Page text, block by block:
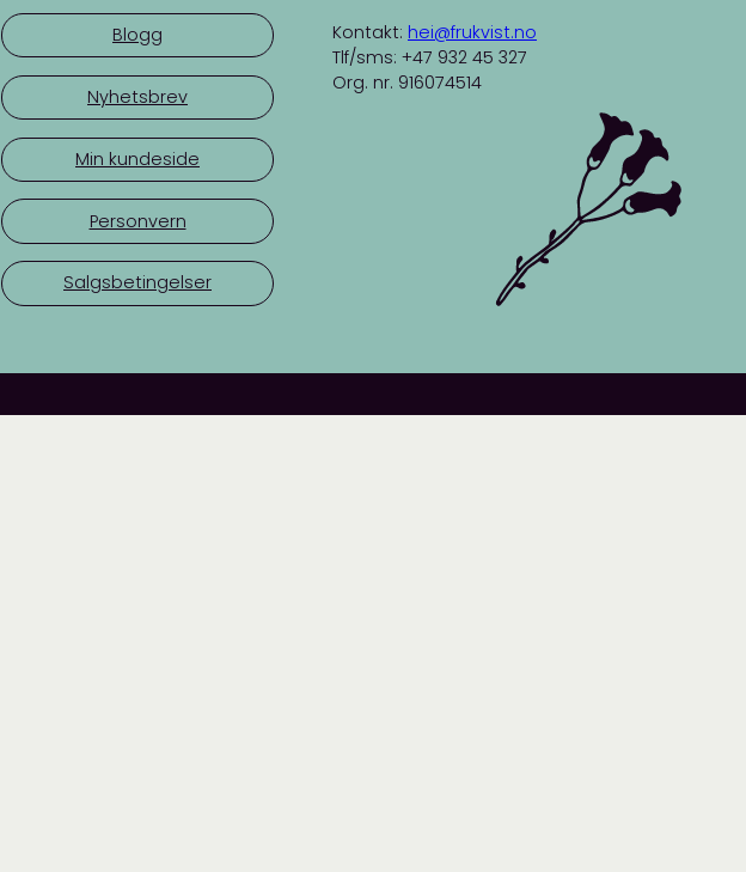
Blogg
Nyhetsbrev
Min kundeside
Personvern
Salgsbetingelser
Kontakt: hei@frukvist.no
Tlf/sms: +47 932 45 327
Org. nr. 916074514